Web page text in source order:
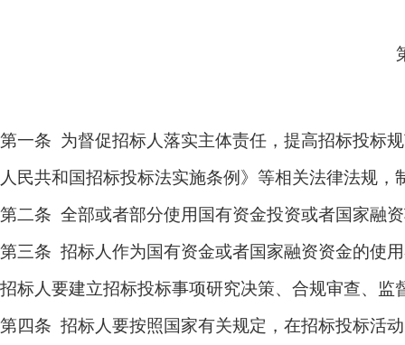
第一条 为督促招标人落实主体责任，提高招标投标
人民共和国招标投标法实施条例》等相关法律法规，
第二条 全部或者部分使用国有资金投资或者国家融
第三条 招标人作为国有资金或者国家融资资金的使
招标人要建立招标投标事项研究决策、合规审查、
第四条 招标人要按照国家有关规定，在招标投标活